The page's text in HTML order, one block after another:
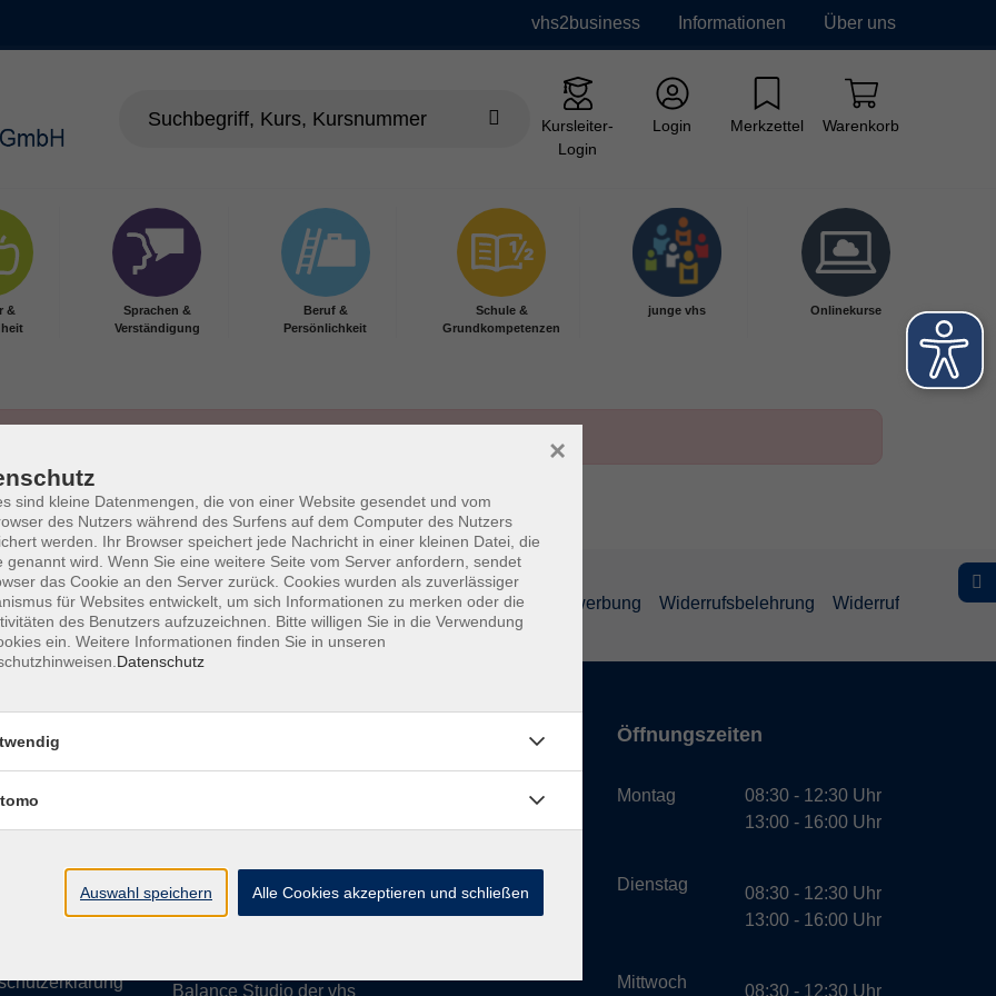
vhs2business Informationen Über uns
Kursleiter-
Login
Login Merkzettel Warenkorb
&
Sprachen &
Verständigung
Beruf &
Persönlichkeit
Schule &
Grundkompetenzen
junge vhs Onlinekurse
Barrierefreiheit AGB Datenschutzerklärung Datenschutz Bewerbung Widerrufsbelehrung Widerruf
Tel. 0961 48178-0
Fax 0961 48178-55
Balance Studio der vhs
Öffnungszeiten
Montag
Dienstag
Mittwoch
08:30 - 12:30 Uhr
13:00 - 16:00 Uhr
08:30 - 12:30 Uhr
13:00 - 16:00 Uhr
08:30 - 12:30 Uhr
sind kleine Datenmengen, die von einer Website gesendet und vom
des Nutzers während des Surfens auf dem Computer des Nutzers
werden. Ihr Browser speichert jede Nachricht in einer kleinen Datei, die
genannt wird. Wenn Sie eine weitere Seite vom Server anfordern, sendet
das Cookie an den Server zurück. Cookies wurden als zuverlässiger
für Websites entwickelt, um sich Informationen zu merken oder die
des Benutzers aufzuzeichnen. Bitte willigen Sie in die Verwendung
ein. Weitere Informationen finden Sie in unseren
Datenschutz
×
Auswahl speichern Alle Cookies akzeptieren und schließen